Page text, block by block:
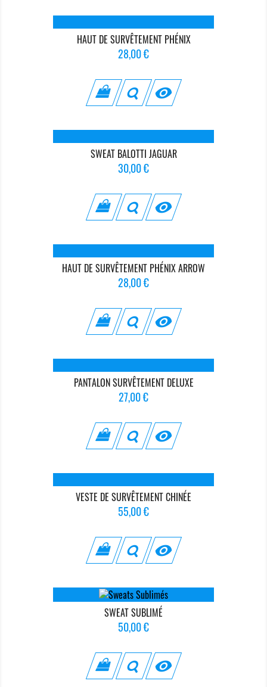
HAUT DE SURVÊTEMENT PHÉNIX
Prix
28,00 €

SWEAT BALOTTI JAGUAR
Prix
30,00 €

HAUT DE SURVÊTEMENT PHÉNIX ARROW
Prix
28,00 €

PANTALON SURVÊTEMENT DELUXE
Prix
27,00 €

VESTE DE SURVÊTEMENT CHINÉE
Prix
55,00 €

SWEAT SUBLIMÉ
Prix
50,00 €
